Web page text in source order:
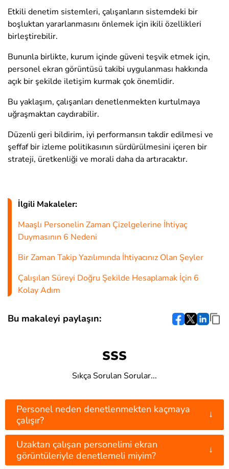
Etkili denetim sistemleri, çalışanların sistemdeki bir
boşluktan yararlanmasını önlemek için ikili özellikleri
birleştirebilir.
Bununla birlikte, kurum içinde güveni teşvik etmek için,
personel ekran görüntüsü takibi uygulanması hakkında
açık bir şekilde iletişim kurmak çok önemlidir.
Bu yaklaşım, çalışanları denetlenmekten kurtulmaya
uğraşmaktan caydırabilir.
Düzenli geri bildirim, iyi performansın takdir edilmesi ve
şeffaf bir izleme politikasının sürdürülmesini içeren bir
strateji, üretkenliği ve morali daha da artıracaktır.
İlgili Makaleler:
Maaşlı Personelin Zaman Çizelgelerine İhtiyaç
Duymasının 6 Nedeni
Bir Zaman Takip Yazılımında İhtiyacınız Olan Şeyler
Çalışılan Süreyi Doğru Şekilde Hesaplamak İçin 6
Kolay Adım
Bu makaleyi paylaşın:
SSS
Sıkça Sorulan Sorular...
Personel neden denetlenmekten kaçmaya
çalışır?
↓
Uzaktan çalışan personelimi ekran
görüntüleriyle denetlemeli miyim?
↓